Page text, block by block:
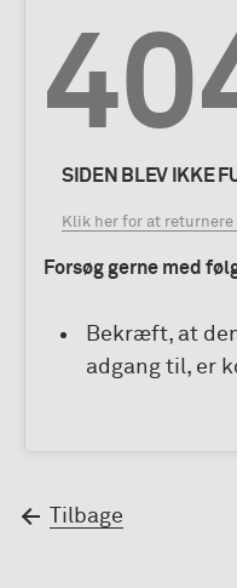
SIDEN BLEV IKKE
Klik her for at
Forsøg gerne med
Bekræft, at
adgang til, er
Tilbage